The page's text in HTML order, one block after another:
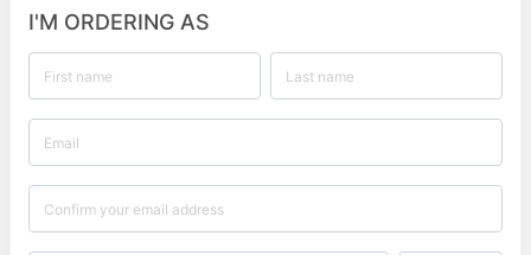
I'M ORDERING AS